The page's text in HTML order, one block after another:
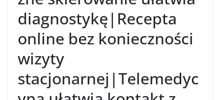
diagnostykę|Recepta
online bez konieczności
wizyty
stacjonarnej|Telemedyc